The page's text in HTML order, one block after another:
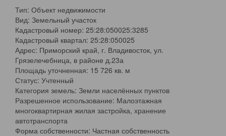
Тип: Объект недвижимости
Вид: Земельный участок
Кадастровый номер: 25:28:050025:3285
Кадастровый квартал: 25:28:050025
Адрес: Приморский край, г. Владивосток, ул.
Грязелечебница, в районе д.23а
Площадь уточненная: 15 726 кв. м
Статус: Учтенный
Категория земель: Земли населённых пунктов
Разрешенное использование: Малоэтажная
многоквартирная жилая застройка, хранение
автотранспорта
Форма собственности: Частная собственность